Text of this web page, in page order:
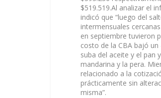
$519.519.Al analizar el
indicó que “luego del
intermensuales
en septiembre tuvieron
costo de la CBA bajó
suba del aceite y el pan
mandarina y la pera.
relacionado a la
prácticamente sin
misma”.